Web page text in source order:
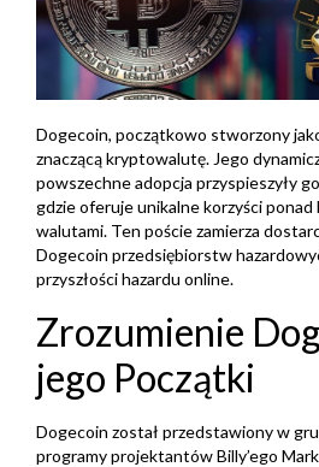
Dogecoin, początkowo stworzony
znaczącą kryptowalutę. Jego
powszechne adopcja przyspieszyły
gdzie oferuje unikalne korzyści
walutami. Ten poście zamierza
Dogecoin przedsiębiorstw
przyszłości hazardu online.
Zrozumienie
jego Początki
Dogecoin został przedstawiony w
programy projektantów Billy’ego